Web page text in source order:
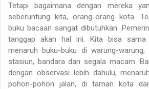
Tetapi bagaimana dengan mereka
seberuntung kita, orang-orang kota.
buku bacaan sangat dibutuhkan.
tanggap akan hal ini. Kita bisa sama
menaruh buku-buku di warung-
stasiun, bandara dan segala macam.
dengan observasi lebih dahulu,
pohon-pohon jalan, di taman kota